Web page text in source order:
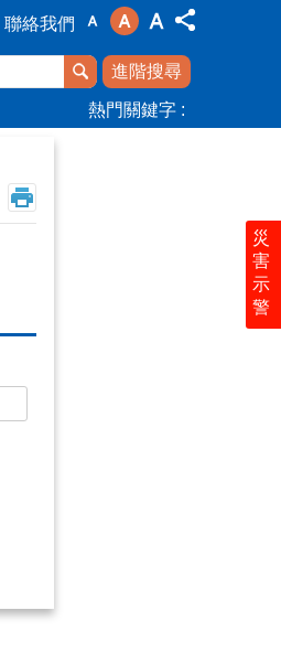
聯絡我們
進階搜尋
熱門關鍵字
災
害
示
警